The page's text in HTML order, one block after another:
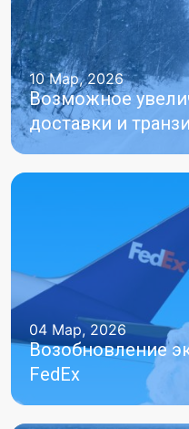
10 Мар, 2026
Возможное
доставки и
04 Мар, 2026
Возобновление
FedEx